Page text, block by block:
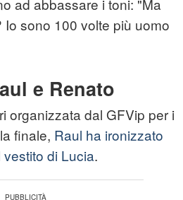
ad abbassare i toni: "Ma
sono 100 volte più uomo
e Renato
organizzata dal GFVip per i
finale, Raul ha ironizzato
di Lucia.